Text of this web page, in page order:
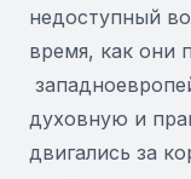
недоступный
время, как они
духовную и
двигались за